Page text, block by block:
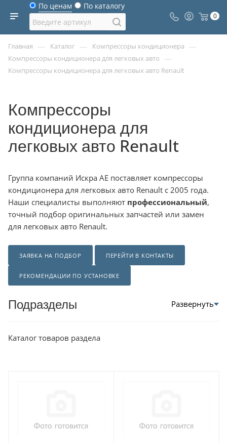
По ценам По каталогу
0
Главная — Каталог — Компрессоры кондиционера —
Компрессоры кондиционера для легковых авто —
Компрессоры кондиционера для легковых авто Renault
Компрессоры
кондиционера для
легковых авто Renault
Группа компаний Искра АЕ поставляет компрессоры
кондиционера для легковых авто Renault с 2005 года.
Наши специалисты выполняют профессиональный,
точный подбор оригинальных запчастей или замен
для легковых авто Renault.
ЗАЯВКА НА ПОДБОР ПЕРЕЙТИ В КОНТАКТЫ
РЕКОМЕНДАЦИИ ПО УСТАНОВКЕ
Подразделы
Каталог товаров раздела